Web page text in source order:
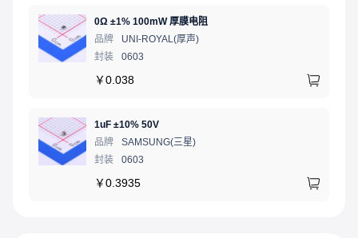
0Ω ±1% 100mW 厚膜电阻
品牌
UNI-ROYAL(厚声)
封装
0603
￥0.038
1uF ±10% 50V
品牌
SAMSUNG(三星)
封装
0603
￥0.3935